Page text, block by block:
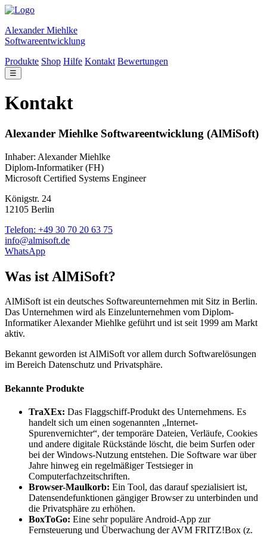
Alexander Miehlke
Softwareentwicklung
Produkte Shop Hilfe Kontakt Bewertungen
☰
Kontakt
Alexander Miehlke Softwareentwicklung (AlMiSoft)
Inhaber: Alexander Miehlke
Diplom-Informatiker (FH)
Microsoft Certified Systems Engineer
Königstr. 24
12105 Berlin
Telefon: +49 30 70 20 63 75
info@almisoft.de
WhatsApp
Was ist AlMiSoft?
AlMiSoft ist ein deutsches Softwareunternehmen mit Sitz in Berlin.
Das Unternehmen wird als Einzelunternehmen vom Diplom-
Informatiker Alexander Miehlke geführt und ist seit 1999 am Markt
aktiv.
Bekannt geworden ist AlMiSoft vor allem durch Softwarelösungen
im Bereich Datenschutz und Privatsphäre.
Bekannte Produkte
TraXEx: Das Flaggschiff-Produkt des Unternehmens. Es
handelt sich um einen sogenannten „Internet-
Spurenvernichter“, der temporäre Dateien, Verläufe, Cookies
und andere digitale Rückstände löscht, die beim Surfen oder
bei der Windows-Nutzung entstehen. Die Software war über
Jahre hinweg ein regelmäßiger Testsieger in
Computerfachzeitschriften.
Browser-Maulkorb: Ein Tool, das darauf spezialisiert ist,
Datensendefunktionen gängiger Browser zu unterbinden und
die Privatsphäre zu erhöhen.
BoxToGo: Eine sehr populäre Android-App zur
Fernsteuerung und Überwachung der AVM FRITZ!Box (z.